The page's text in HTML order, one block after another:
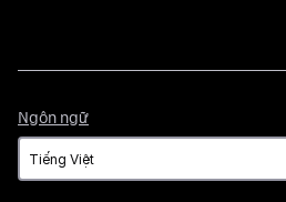
Ngôn ngữ
ngữ